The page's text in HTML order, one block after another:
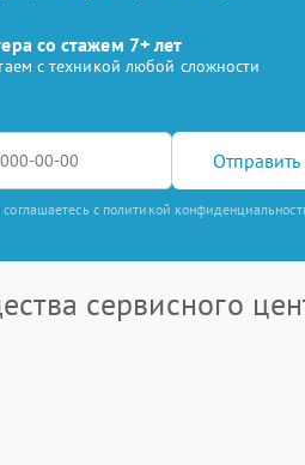
со стажем 7+ лет
с техникой любой сложности
Отправить
с политикой
сервисного